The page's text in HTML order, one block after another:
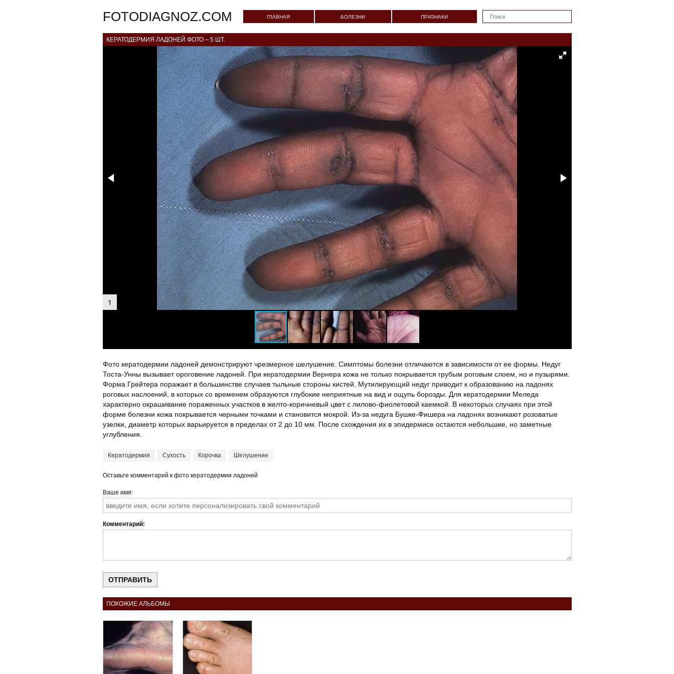
FOTODIAGNOZ.COM ГЛАВНАЯ БОЛЕЗНИ ПРИЗНАКИ
КЕРАТОДЕРМИЯ ЛАДОНЕЙ ФОТО – 5 ШТ.
1
Фото кератодермии ладоней демонстрируют чрезмерное шелушение. Симптомы болезни отличаются в зависимости от ее формы. Недуг
Тоста-Унны вызывает ороговение ладоней. При кератодермии Вернера кожа не только покрывается грубым роговым слоем, но и пузырями.
Форма Грейтера поражает в большинстве случаев тыльные стороны кистей. Мутилирующий недуг приводит к образованию на ладонях
роговых наслоений, в которых со временем образуются глубокие неприятные на вид и ощупь борозды. Для кератодермии Меледа
характерно окрашивание пораженных участков в желто-коричневый цвет с лилово-фиолетовой каемкой. В некоторых случаях при этой
форме болезни кожа покрывается черными точками и становится мокрой. Из-за недуга Бушке-Фишера на ладонях возникают розоватые
узелки, диаметр которых варьируется в пределах от 2 до 10 мм. После схождения их в эпидермисе остаются небольшие, но заметные
углубления.
Кератодермия Сухость Корочка Шелушение
Оставьте комментарий к фото кератодермии ладоней
Ваше имя
Комментарий
ПОХОЖИЕ АЛЬБОМЫ